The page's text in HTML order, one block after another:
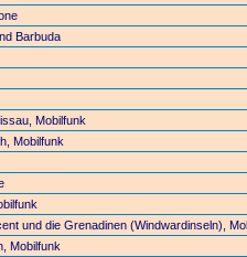
Barbuda
Mobilfunk
Mobilfunk
und die Grenadinen (Windwardinseln),
Mobilfunk